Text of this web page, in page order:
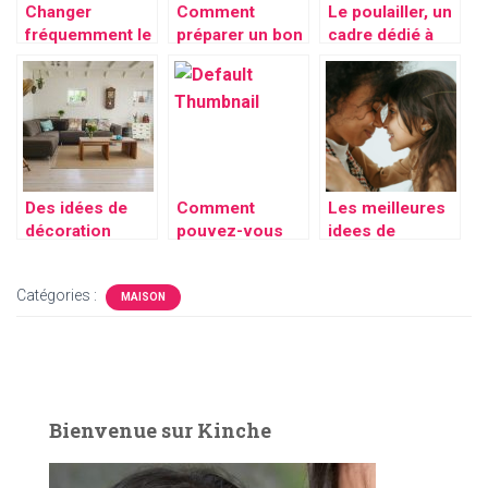
Changer
fréquemment le
licol de votre
cheval; un
impératif en
équitation
Comment
préparer un bon
plat de
couscous ?
Le poulailler, un
cadre dédié à
l’élevage de vos
poules
Des idées de
décoration
Comment
pouvez-vous
votre salon?
Les meilleures
idees de
Catégories : MAISON
Bienvenue sur Kinche